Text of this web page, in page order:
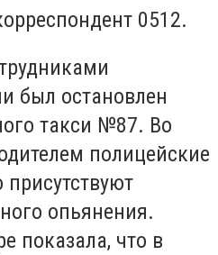
0512.
был остановлен
такси №87. Во
полицейские
опьянения.
показала, что в